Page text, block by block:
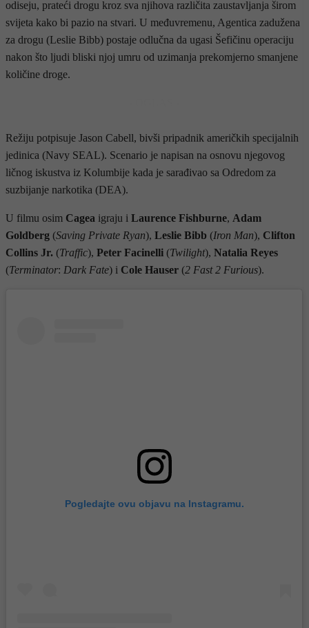
odiseju, prateći drogu kroz sva njihova različita zaustavljanja širom
svijeta kako bi pazio na stvari. U međuvremenu, Agentica zadužena
za drogu (Leslie Bibb) postaje odlučna da ugasi Šefičinu operaciju
nakon što ljudi bliski njoj umru od uzimanja prekomjerno smanjene
količine droge.
Režiju potpisuje Jason Cabell, bivši pripadnik američkih specijalnih
jedinica (Navy SEAL). Scenario je napisan na osnovu njegovog
ličnog iskustva iz Kolumbije kada je sarađivao sa Odredom za
suzbijanje narkotika (DEA).
U filmu osim Cagea igraju i Laurence Fishburne, Adam
Goldberg (Saving Private Ryan), Leslie Bibb (Iron Man), Clifton
Collins Jr. (Traffic), Peter Facinelli (Twilight), Natalia Reyes
(Terminator: Dark Fate) i Cole Hauser (2 Fast 2 Furious).
Pogledajte ovu objavu na Instagramu.